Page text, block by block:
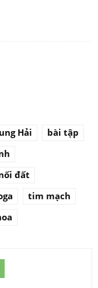
Hải
bài tập
đất
tim mạch